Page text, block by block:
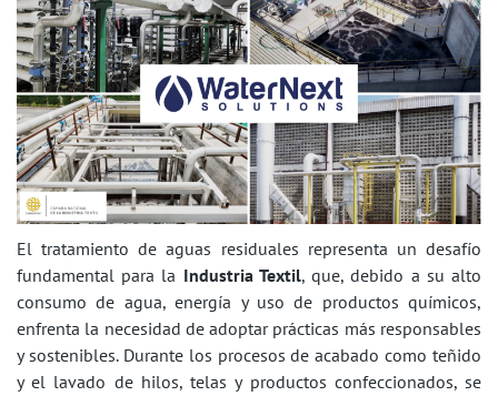
El tratamiento de aguas residuales representa un desafío
fundamental para la Industria Textil, que, debido a su alto
consumo de agua, energía y uso de productos químicos,
enfrenta la necesidad de adoptar prácticas más responsables
y sostenibles. Durante los procesos de acabado como teñido
y el lavado de hilos, telas y productos confeccionados, se